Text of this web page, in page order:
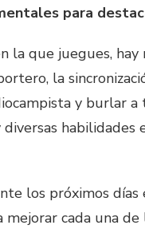
para
la que juegues,
la
y burlar
los próximos
cada una